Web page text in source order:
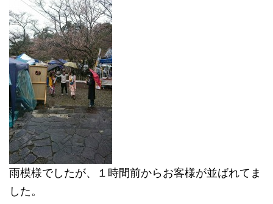
雨模様でしたが、１時間前からお客様が並ばれてま
した。